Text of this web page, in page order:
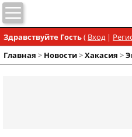
Здравствуйте Гость( Вход|
Главная > Новости>Хакасия >